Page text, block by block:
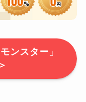
ンスター」